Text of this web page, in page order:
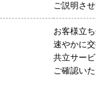
ご説明さ
お客様立
速やかに
共立サー
ご確認い